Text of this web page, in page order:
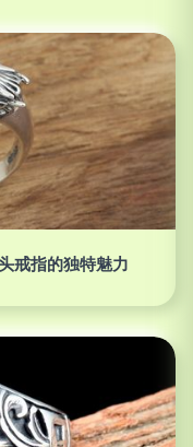
戒指的独特魅力